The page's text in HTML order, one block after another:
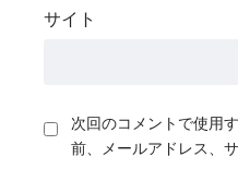
サイト
次回のコメントで使用
前、メールアドレス、